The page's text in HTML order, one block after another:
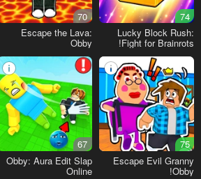
74
Lucky Block Rush:
Fight for Brainrots!
70
Escape the Lava:
Obby
75
Escape Evil Granny
Obby!
67
Obby: Aura Edit Slap
Online